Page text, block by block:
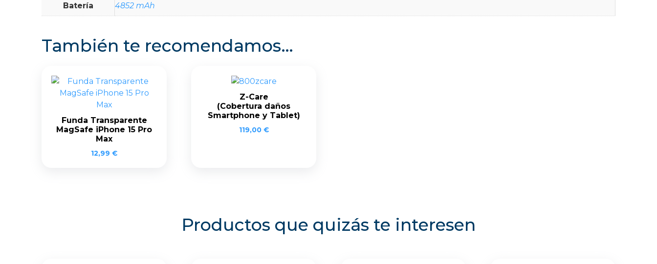
Batería 4852 mAh
También te recomendamos…
Funda Transparente
MagSafe iPhone 15 Pro
Max
12,99 €
Z-Care
(Cobertura daños
Smartphone y Tablet)
119,00 €
Productos que quizás te interesen